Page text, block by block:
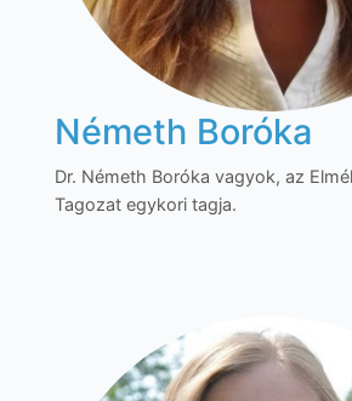
Németh Boróka
Dr. Németh Boróka vagyok, az
Tagozat egykori tagja.